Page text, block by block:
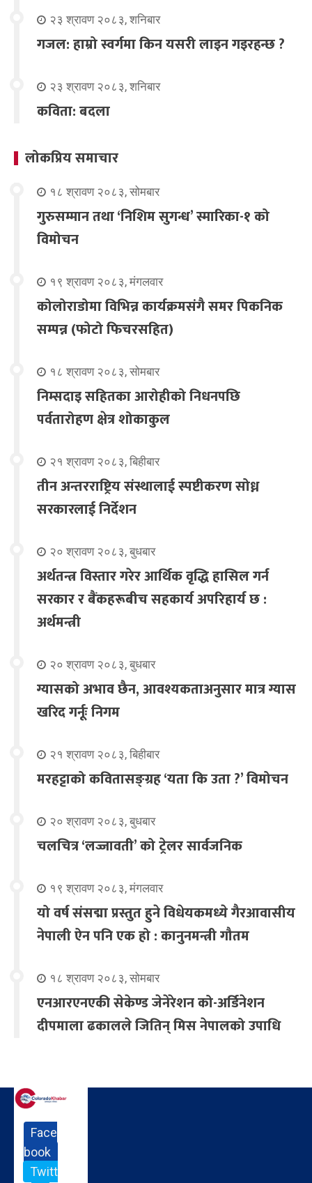
२३ श्रावण २०८३, शनिबार
गजल: हाम्रो स्वर्गमा किन यसरी लाइन गइरहन्छ ?
२३ श्रावण २०८३, शनिबार
कविता: बदला
लोकप्रिय समाचार
१८ श्रावण २०८३, सोमबार
गुरुसम्मान तथा ‘निशिम सुगन्ध’ स्मारिका-१ को
विमोचन
१९ श्रावण २०८३, मंगलवार
कोलोराडोमा विभिन्न कार्यक्रमसंगै समर पिकनिक
सम्पन्न (फोटो फिचरसहित)
१८ श्रावण २०८३, सोमबार
निम्सदाइ सहितका आरोहीको निधनपछि
पर्वतारोहण क्षेत्र शोकाकुल
२१ श्रावण २०८३, बिहीबार
तीन अन्तरराष्ट्रिय संस्थालाई स्पष्टीकरण सोध्न
सरकारलाई निर्देशन
२० श्रावण २०८३, बुधबार
अर्थतन्त्र विस्तार गरेर आर्थिक वृद्धि हासिल गर्न
सरकार र बैंकहरूबीच सहकार्य अपरिहार्य छ :
अर्थमन्त्री
२० श्रावण २०८३, बुधबार
ग्यासको अभाव छैन, आवश्यकताअनुसार मात्र ग्यास
खरिद गर्नूः निगम
२१ श्रावण २०८३, बिहीबार
मरहट्टाको कवितासङ्ग्रह ‘यता कि उता ?’ विमोचन
२० श्रावण २०८३, बुधबार
चलचित्र ‘लज्जावती’ को ट्रेलर सार्वजनिक
१९ श्रावण २०८३, मंगलवार
यो वर्ष संसद्मा प्रस्तुत हुने विधेयकमध्ये गैरआवासीय
नेपाली ऐन पनि एक हो : कानुनमन्त्री गौतम
१८ श्रावण २०८३, सोमबार
एनआरएनएकी सेकेण्ड जेनेरेशन को-अर्डिनेशन
दीपमाला ढकालले जितिन् मिस नेपालको उपाधि
Face
book
Twitt